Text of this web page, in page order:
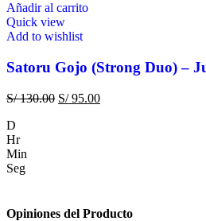
Añadir al carrito
Quick view
Add to wishlist
Satoru Gojo (Strong Duo) –
S/130.00 S/95.00
D
Hr
Min
Seg
Opiniones del Producto